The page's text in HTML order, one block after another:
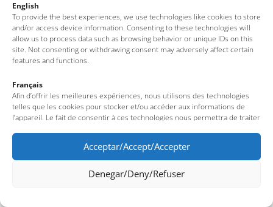
English
To provide the best experiences, we use technologies like cookies to store
and/or access device information. Consenting to these technologies will
allow us to process data such as browsing behavior or unique IDs on this
site. Not consenting or withdrawing consent may adversely affect certain
features and functions.
Français
Afin d’offrir les meilleures expériences, nous utilisons des technologies
telles que les cookies pour stocker et/ou accéder aux informations de
l’appareil. Le fait de consentir à ces technologies nous permettra de traiter
uniques sur ce site. Le fait de ne pas consentir ou de retirer son
consentement peut avoir un effet négatif sur certaines fonctionnalités et
caractéristiques du site.
Acceptar/Accept/Accepter
Denegar/Deny/Refuser